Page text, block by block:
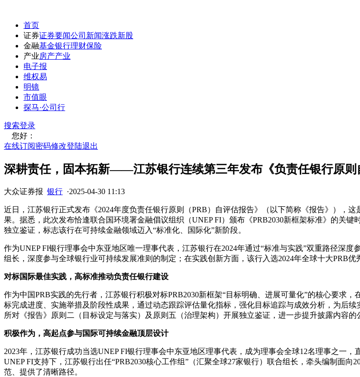
首页
证券证券要闻公司新闻涨跌新股
金融基金银行理财保险
产业房产产业
电子报
维权易
明镜
市值眼
探马·公司行
搜索登录
您好：
在线订阅密码修改登陆退出
深耕责任，固本拓新——江苏银行连续第三年发布《负责任银行原则
大众证券报 银行 ·2025-04-30 11:13
近日，江苏银行正式发布《2024年度负责任银行原则（PRB）自评估报告》（以下简称《报告》），
果。据悉，此次发布恰逢联合国环境署金融倡议组织（UNEP FI）颁布《PRB2030新框架标准》的关
独立鉴证，标志该行在可持续金融领域迈入“标准化、国际化”新阶段。
作为UNEP FI银行理事会中东亚地区唯一理事代表，江苏银行在2024年通过“标准与实践”双重路径深
组长，深度参与全球银行业可持续发展准则的制定；在实践创新方面，该行入选2024年全球十大PRB优
对标国际最佳实践，高标准推动负责任银行建设
作为中国PRB实践的先行者，江苏银行积极对标PRB2030新框架“目标明确、进展可量化”的核心要求
标完成进度、实施举措及阶段性成果，通过动态跟踪评估量化指标，强化目标追踪与成效分析，为后
所对《报告》原则二（目标设定与落实）及原则五（治理架构）开展独立鉴证，进一步提升披露内容的
积极作为，高起点参与国际可持续金融顶层设计
2023年，江苏银行成功当选UNEP FI银行理事会中东亚地区理事代表，成为理事会全球12名理事之一
UNEP FI支持下，江苏银行出任“PRB2030核心工作组”（汇聚全球27家银行）联合组长，牵头编制面
范、提供了清晰路径。